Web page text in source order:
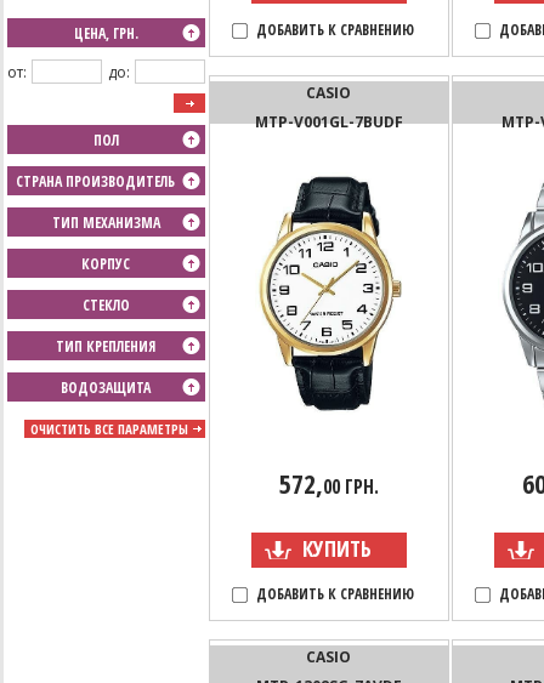
ЦЕНА, ГРН.
от:
до:
ПОЛ
СТРАНА ПРОИЗВОДИТЕЛЬ
ТИП МЕХАНИЗМА
КОРПУС
СТЕКЛО
ТИП КРЕПЛЕНИЯ
ВОДОЗАЩИТА
ОЧИСТИТЬ ВСЕ ПАРАМЕТРЫ
ДОБАВИТЬ К СРАВНЕНИЮ
CASIO
MTP-V001GL-7BUDF
572,00 ГРН.
КУПИТЬ
ДОБАВИТЬ К СРАВНЕНИЮ
MTP-
CASIO